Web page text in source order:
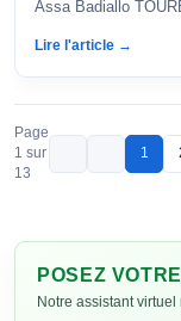
Assa Badiallo
Lire l'article →
Page
1 sur
13
1
POSEZ
Notre assistant